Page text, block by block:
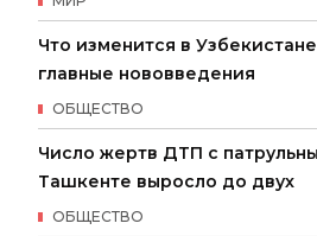
Что изменится в Узбекистане
главные нововведения
ОБЩЕСТВО
Число жертв ДТП с
Ташкенте выросло до двух
ОБЩЕСТВО